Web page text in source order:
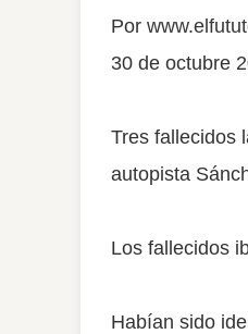
Por
30 de octubre
Tres fallecidos
autopista
Los fallecidos
Habían sido